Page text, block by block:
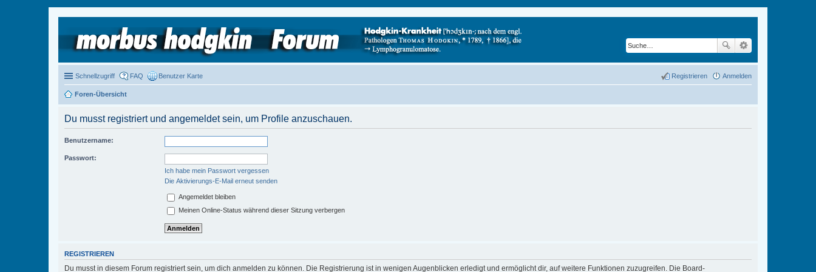
Schnellzugriff FAQ Benutzer Karte Anmelden
Registrieren
Foren-Übersicht
Du musst registriert und angemeldet sein, um Profile anzuschauen.
Benutzername:
Passwort:
Ich habe mein Passwort vergessen
Die Aktivierungs-E-Mail erneut senden
Angemeldet bleiben
Meinen Online-Status während dieser Sitzung verbergen
REGISTRIEREN
Du musst in diesem Forum registriert sein, um dich anmelden zu können. Die Registrierung ist in wenigen Augenblicken erledigt und ermöglicht dir, auf weitere Funktionen zuzugreifen. Die Board-